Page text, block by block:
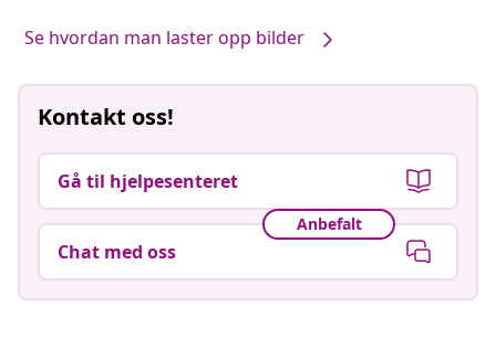
Se hvordan man laster opp bilder
Kontakt oss!
Gå til hjelpesenteret
Anbefalt
Chat med oss